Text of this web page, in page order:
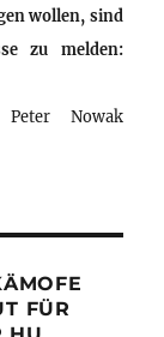
wollen, sind
zu melden:
Nowak
FÜR